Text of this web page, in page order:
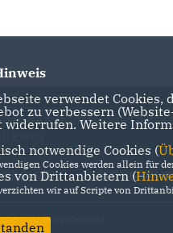
vom Ortsverband
CDU Burgaltendorf
verwendet
zu verbessern
widerrufen. Weitere
notwendige Cookies (
Cookies werden allein für
von Drittanbietern (
wir auf Scripte von